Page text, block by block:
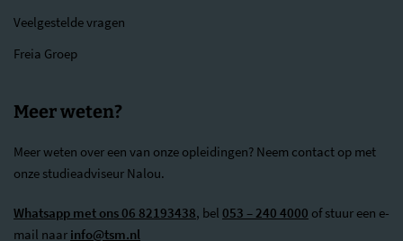
Veelgestelde vragen
Freia Groep
Meer weten?
Meer weten over een van onze opleidingen? Neem contact op met
onze studieadviseur Nalou.
Whatsapp met ons 06 82193438, bel 053 – 240 4000 of stuur een e-
mail naar info@tsm.nl